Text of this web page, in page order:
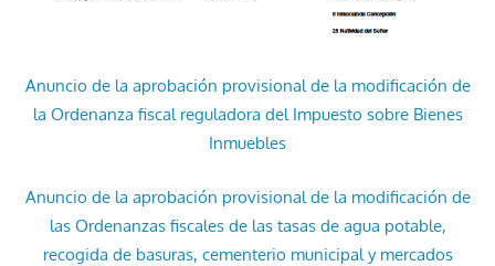
Anuncio de la aprobación provisional de la modificación de
la Ordenanza fiscal reguladora del Impuesto sobre Bienes
Inmuebles
Anuncio de la aprobación provisional de la modificación de
las Ordenanzas fiscales de las tasas de agua potable,
recogida de basuras, cementerio municipal y mercados